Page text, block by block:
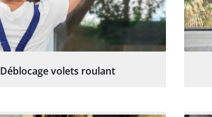
Déblocage volets roulant